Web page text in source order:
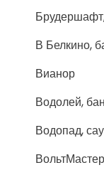
В Белкино,
Вианор
Водолей,
Водопад,
ВольтМастер